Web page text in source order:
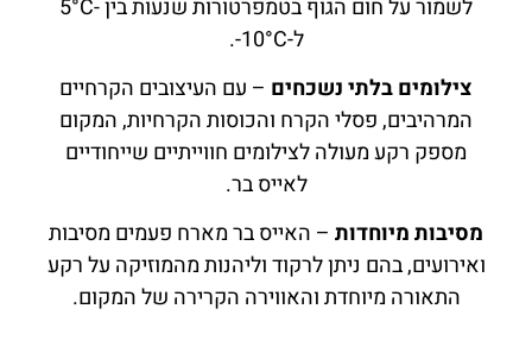
לשמור על חום הגוף בטמפרטורות שנעות בין -5°C
ל-10°C-.
צילומים בלתי נשכחים – עם העיצובים הקרחיים
המרהיבים, פסלי הקרח והכוסות הקרחיות, המקום
מספק רקע מעולה לצילומים חווייתיים שייחודיים
לאייס בר.
מסיבות מיוחדות – האייס בר מארח פעמים מסיבות
ואירועים, בהם ניתן לרקוד וליהנות מהמוזיקה על רקע
התאורה מיוחדת והאווירה הקרירה של המקום.